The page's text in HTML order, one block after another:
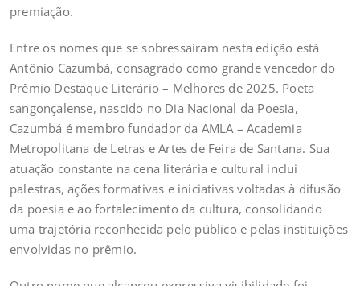
premiação.
Entre os nomes que se sobressaíram nesta edição está
Antônio Cazumbá, consagrado como grande vencedor do
Prêmio Destaque Literário – Melhores de 2025. Poeta
sangonçalense, nascido no Dia Nacional da Poesia,
Cazumbá é membro fundador da AMLA – Academia
Metropolitana de Letras e Artes de Feira de Santana. Sua
atuação constante na cena literária e cultural inclui
palestras, ações formativas e iniciativas voltadas à difusão
da poesia e ao fortalecimento da cultura, consolidando
uma trajetória reconhecida pelo público e pelas instituições
envolvidas no prêmio.